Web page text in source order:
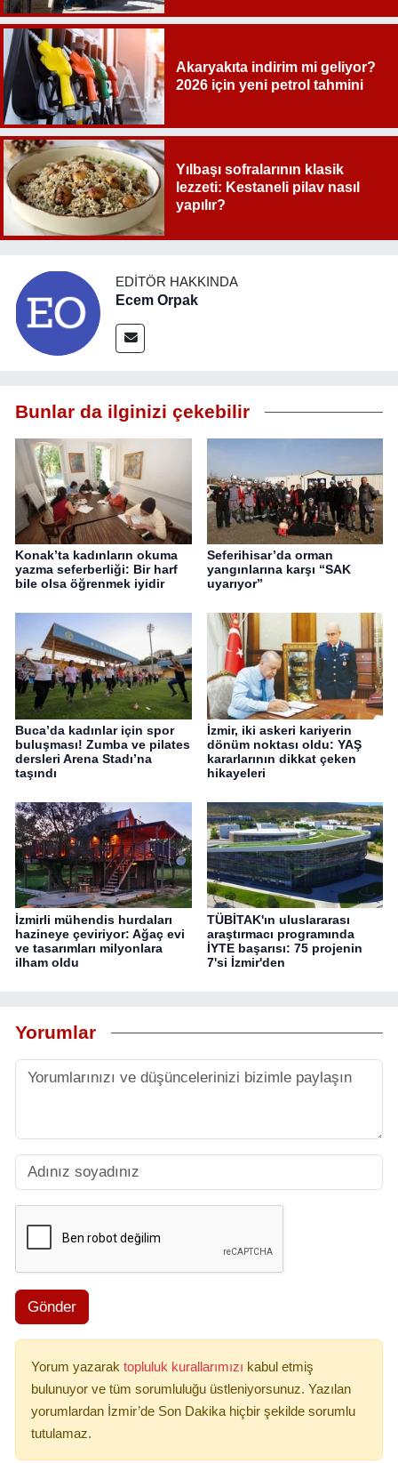
Akaryakıta indirim mi geliyor?
2026 için yeni petrol tahmini
Yılbaşı sofralarının klasik
lezzeti: Kestaneli pilav nasıl
yapılır?
EDITÖR HAKKINDA
Ecem Orpak
Bunlar da ilginizi çekebilir
Konak’ta kadınların okuma
yazma seferberliği: Bir harf
bile olsa öğrenmek iyidir
Seferihisar’da orman
yangınlarına karşı “SAK
uyarıyor”
Buca’da kadınlar için spor
buluşması! Zumba ve pilates
dersleri Arena Stadı’na
taşındı
İzmir, iki askeri kariyerin
dönüm noktası oldu: YAŞ
kararlarının dikkat çeken
hikayeleri
İzmirli mühendis hurdaları
hazineye çeviriyor: Ağaç evi
ve tasarımları milyonlara
ilham oldu
TÜBİTAK'ın uluslararası
araştırmacı programında
İYTE başarısı: 75 projenin
7'si İzmir'den
Yorumlar
Gönder
Yorum yazarak topluluk kurallarımızı kabul etmiş
bulunuyor ve tüm sorumluluğu üstleniyorsunuz. Yazılan
yorumlardan İzmir’de Son Dakika hiçbir şekilde sorumlu
tutulamaz.